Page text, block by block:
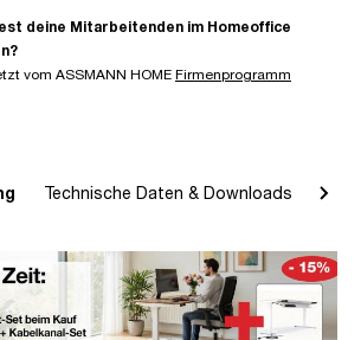
deine Mitarbeitenden im Homeoffice
vom ASSMANN HOME Firmenprogramm
Technische Daten & Downloads